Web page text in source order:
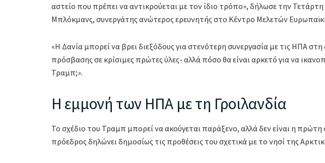
αστείο που πρέπει να αντικρούεται με τον ίδιο τρόπο», δήλωσε την
Μπλόκμανς, συνεργάτης ανώτερος ερευνητής στο Κέντρο Μελετών
«Η Δανία μπορεί να βρει διεξόδους για στενότερη συνεργασία με τις ΗΠΑ
πρόσβασης σε κρίσιμες πρώτες ύλες- αλλά πόσο θα είναι αρκετό για να
Τραμπ;».
Η εμμονή των ΗΠΑ με τη Γροιλανδία
Το σχέδιο του Τραμπ μπορεί να ακούγεται παράξενο, αλλά δεν είναι η
πρόεδρος δηλώνει δημοσίως τις προθέσεις του σχετικά με το νησί της